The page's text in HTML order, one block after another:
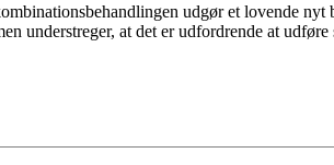
udgør et lovende
understreger, at det er udfordrende at